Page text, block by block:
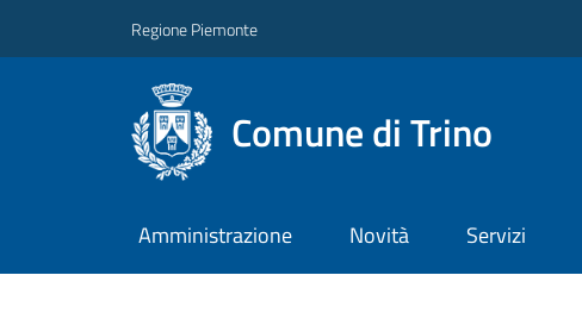
Regione Piemonte
Comune di Trino
Amministrazione Novità Servizi